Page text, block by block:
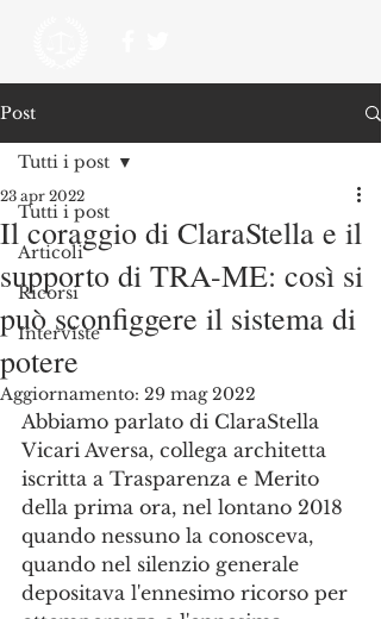
Post
Tutti i post
Articoli
Ricorsi
Interviste
Tutti i post
Il coraggio di ClaraStella e il
supporto di TRA-ME: così si
può sconfiggere il sistema di
potere
23 apr 2022
Aggiornamento: 29 mag 2022
Abbiamo parlato di ClaraStella
Vicari Aversa, collega architetta
iscritta a Trasparenza e Merito
della prima ora, nel lontano 2018
quando nessuno la conosceva,
quando nel silenzio generale
depositava l'ennesimo ricorso per